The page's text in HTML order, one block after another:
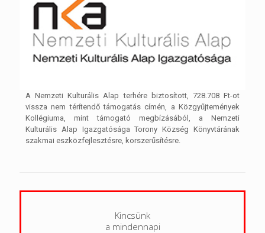
A Nemzeti Kulturális Alap terhére biztosított, 728.708 Ft-ot
vissza nem térítendő támogatás címén, a Közgyűjtemények
Kollégiuma, mint támogató megbízásából, a Nemzeti
Kulturális Alap Igazgatósága Torony Község Könyvtárának
szakmai eszközfejlesztésre, korszerűsítésre.
Kincsünk
a mindennapi